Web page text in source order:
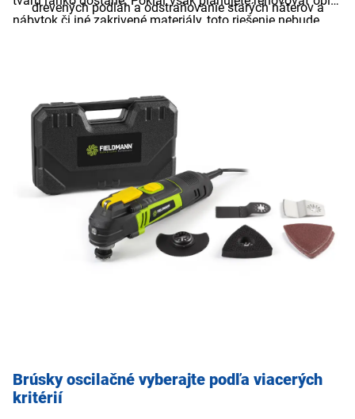
drevených podláh a odstraňovanie starých náterov a
lakov.
Keramika a obklady– s vhodným brúsnym kotúčom
ľahko vyhladí ostré hrany narezaných obkladov a
dlažieb.
nábytok či iné zakrivené materiály, toto riešenie nebude
Brúsky oscilačné vyberajte podľa viacerých
kritérií